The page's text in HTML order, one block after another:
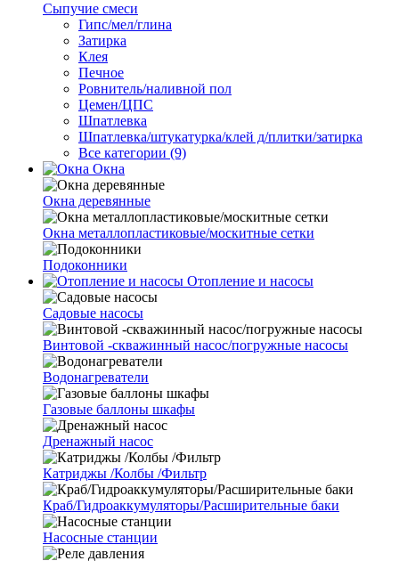
Сыпучие смеси
Гипс/мел/глина
Затирка
Клея
Печное
Ровнитель/наливной пол
Цемен/ЦПС
Шпатлевка
Шпатлевка/штукатурка/клей д/плитки/затирка
Все категории (9)
Окна
Окна деревянные
Окна металлопластиковые/москитные сетки
Подоконники
Отопление и насосы
Cадовые насосы
Винтовой -скважинный насос/погружные насосы
Водонагреватели
Газовые баллоны шкафы
Дренажный насос
Катриджы /Колбы /Фильтр
Краб/Гидроаккумуляторы/Расширительные баки
Насосные станции